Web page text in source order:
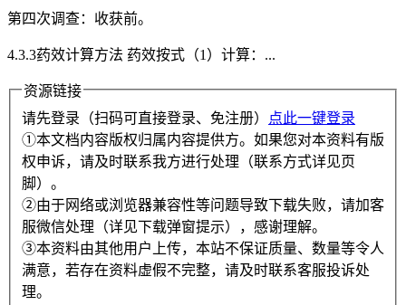
第四次调查：收获前。
4.3.3药效计算方法 药效按式（1）计算：...
资源链接
请先登录（扫码可直接登录、免注册）
点此一键登录
①本文档内容版权归属内容提供方。如果您对本资料有版
权申诉，请及时联系我方进行处理（联系方式详见页
脚）。
②由于网络或浏览器兼容性等问题导致下载失败，请加客
服微信处理（详见下载弹窗提示），感谢理解。
③本资料由其他用户上传，本站不保证质量、数量等令人
满意，若存在资料虚假不完整，请及时联系客服投诉处
理。